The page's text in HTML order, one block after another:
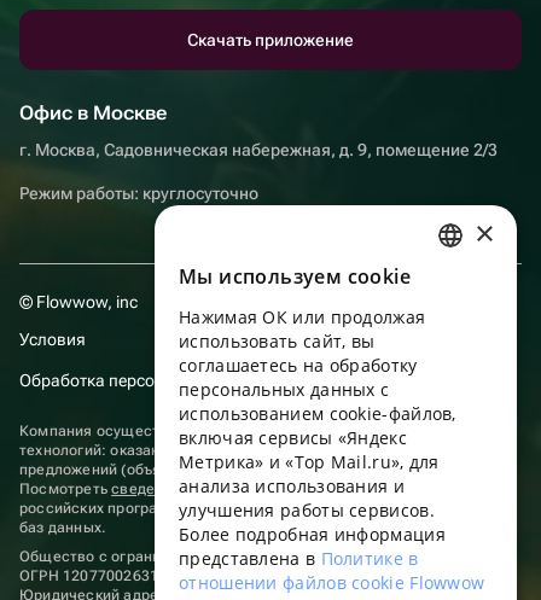
Скачать приложение
Офис в Москве
г. Москва, Садовническая набережная, д. 9, помещение 2/3
Режим работы: круглосуточно
© Flowwow, inc
Условия
Обработка персональных данных
Компания осуществляет деятельность в области информационных
технологий: оказание услуг в сети “Интернет” по размещению
предложений (объявлений) продавцов о реализации товаров.
Посмотретьсведения о программах, включенных в реестр
российских программ для электронных вычислительных машин и
баз данных.
Общество с ограниченной ответственностью «ФЛАУВАУ»
ОГРН 1207700263198, ИНН 9702020445
Юридический адрес: г. Москва, вн.тер. г. Муниципальный округ
ENGLISH
UKRAINIAN
PORTUGUESE
FRENCH
×
Мы используем сookie
Нажимая ОК или продолжая
использовать сайт, вы
соглашаетесь на обработку
персональных данных с
использованием cookie-файлов,
включая сервисы «Яндекс
Метрика» и «Top Mail.ru», для
анализа использования и
улучшения работы сервисов.
Более подробная информация
представлена в Политике в
отношении файлов cookie Flowwow